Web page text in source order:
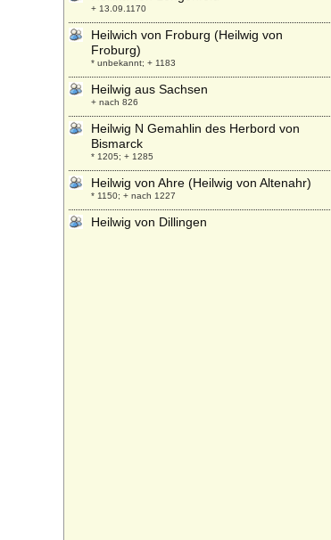
+ 13.09.1170
Heilwich von Froburg (Heilwig von
Froburg)
* unbekannt; + 1183
Heilwig aus Sachsen
+ nach 826
Heilwig N Gemahlin des Herbord von
Bismarck
* 1205; + 1285
Heilwig von Ahre (Heilwig von Altenahr)
* 1150; + nach 1227
Heilwig von Dillingen